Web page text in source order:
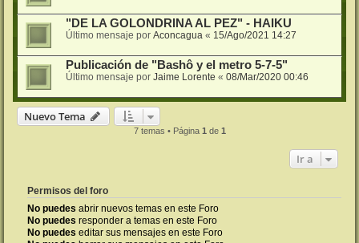
"DE LA GOLONDRINA AL PEZ" - HAIKU
Último mensaje por Aconcagua « 15/Ago/2021 14:27
Publicación de "Bashô y el metro 5-7-5"
Último mensaje por Jaime Lorente « 08/Mar/2020 00:46
Nuevo Tema
7 temas • Página 1 de 1
Ir a
Permisos del foro
No puedes abrir nuevos temas en este Foro
No puedes responder a temas en este Foro
No puedes editar sus mensajes en este Foro